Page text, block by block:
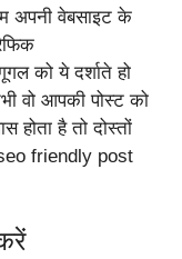
अपनी वेबसाइट के
को ये दर्शाते हो
वो आपकी पोस्ट को
होता है तो दोस्तों
friendly post